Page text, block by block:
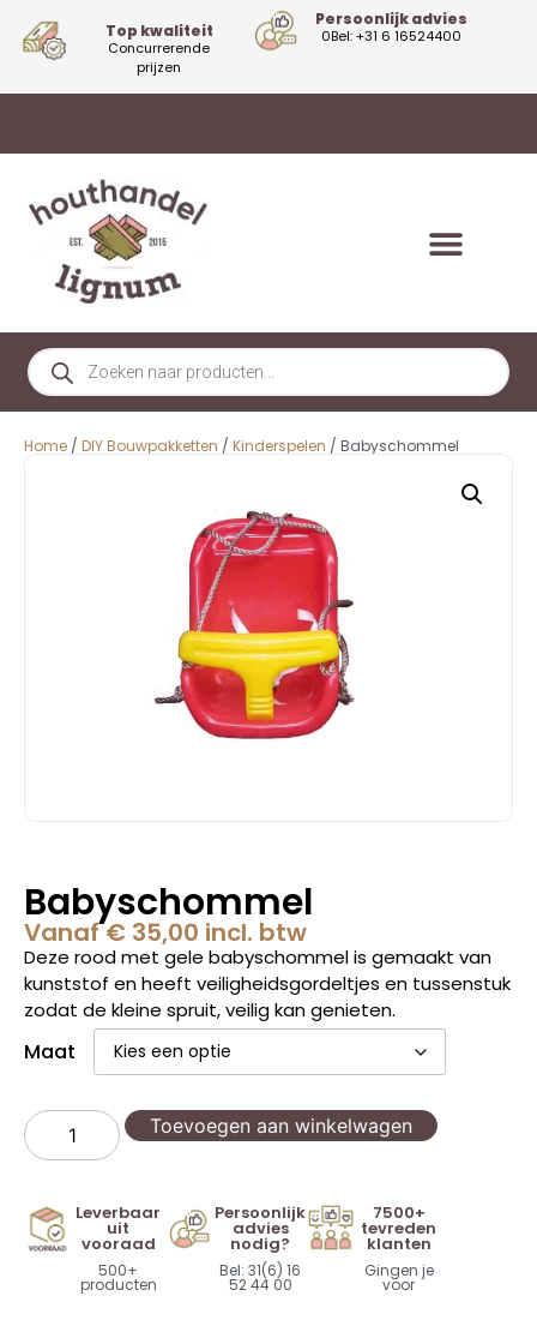
Top kwaliteit
Concurrerende
prijzen
Persoonlijk advies
0Bel: +31 6 16524400
Home / DIY Bouwpakketten / Kinderspelen / Babyschommel
Babyschommel
Vanaf€ 35,00 incl. btw
Deze rood met gele babyschommel is gemaakt van
kunststof en heeft veiligheidsgordeltjes en tussenstuk
zodat de kleine spruit, veilig kan genieten.
Maat
Toevoegen aan winkelwagen
Leverbaar
uit
vooraad
500+
producten
Persoonlijk
advies
nodig?
Bel: 31(6) 16
52 44 00
7500+
tevreden
klanten
Gingen je
voor